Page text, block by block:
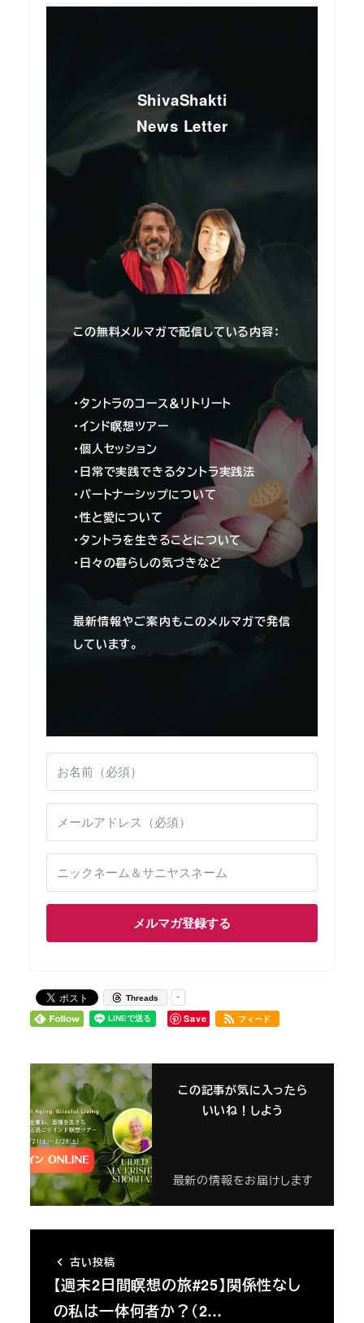
ShivaShakti
News Letter
この無料メルマガで配信している内容：
・タントラのコース＆リトリート
・インド瞑想ツアー
・個人セッション
・日常で実践できるタントラ実践法
・パートナーシップについて
・性と愛について
・タントラを生きることについて
・日々の暮らしの気づきなど
最新情報やご案内もこのメルマガで発信
しています。
メルマガ登録する
-
Threads
Save フィード
この記事が気に入ったら
いいね！しよう
最新の情報をお届けします
古い投稿
【週末2日間瞑想の旅#25】関係性なし
の私は一体何者か？（2…